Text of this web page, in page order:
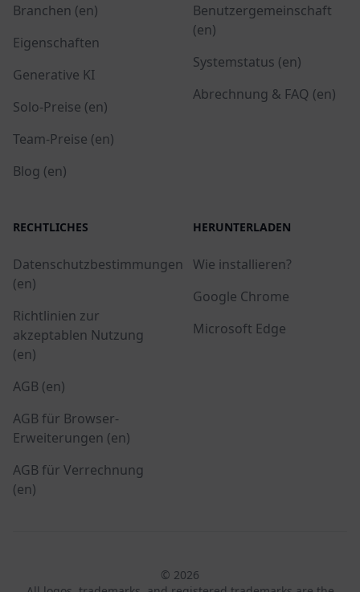
Branchen (en)
Eigenschaften
Generative KI
Solo-Preise (en)
Team-Preise (en)
Blog (en)
Benutzergemeinschaft
(en)
Systemstatus (en)
Abrechnung & FAQ (en)
RECHTLICHES
Datenschutzbestimmungen
(en)
Richtlinien zur
akzeptablen Nutzung
(en)
AGB (en)
AGB für Browser-
Erweiterungen (en)
AGB für Verrechnung
(en)
HERUNTERLADEN
Wie installieren?
Google Chrome
Microsoft Edge
© 2026